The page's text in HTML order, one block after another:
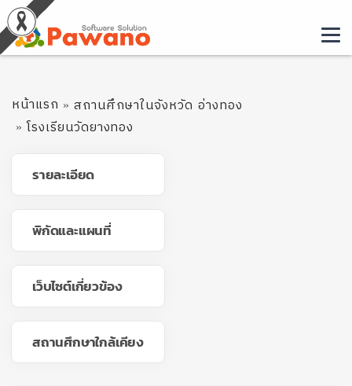
หน้าแรก
สถานศึกษาในจังหวัด อ่างทอง
โรงเรียนวัดยางทอง
รายละเอียด
พิกัดและแผนที่
เว็บไซต์เกี่ยวข้อง
สถานศึกษาใกล้เคียง